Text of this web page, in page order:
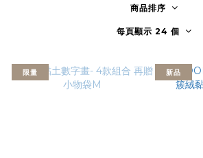
商品排序
每頁顯示 24 個
限量 新品